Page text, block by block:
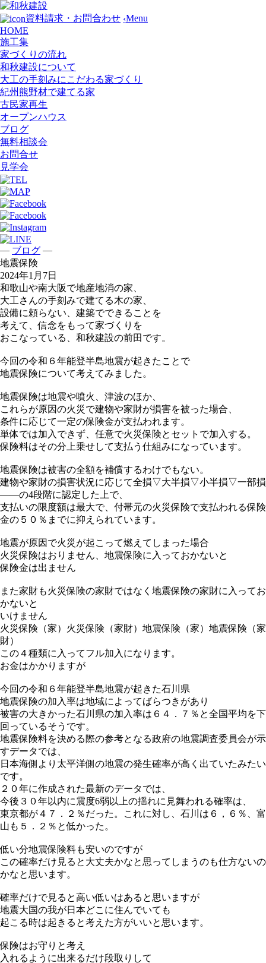
資料請求・お問合わせ ‹Menu
HOME
施工集
家づくりの流れ
和秋建設について
大工の手刻みにこだわる家づくり
紀州熊野材で建てる家
古民家再生
オープンハウス
ブログ
無料相談会
お問合せ
見学会
— ブログ —
地震保険
2024年1月7日
和歌山や南大阪で地産地消の家、
大工さんの手刻みで建てる木の家、
設備に頼らない、建築でできることを
考えて、信念をもって家づくりを
おこなっている、和秋建設の前田です。
今回の令和６年能登半島地震が起きたことで
地震保険について考えてみました。
地震保険は地震や噴火、津波のほか、
これらが原因の火災で建物や家財が損害を被った場合、
条件に応じて一定の保険金が支払われます。
単体では加入できず、任意で火災保険とセットで加入する。
保険料はその分上乗せして支払う仕組みになっています。
地震保険は被害の全額を補償するわけでもない。
建物や家財の損害状況に応じて全損▽大半損▽小半損▽一部損
――の4段階に認定した上で、
支払いの限度額は最大で、付帯元の火災保険で支払われる保険
金の５０％までに抑えられています。
地震が原因で火災が起こって燃えてしまった場合
火災保険はおりません、地震保険に入っておかないと
保険金は出ません
また家財も火災保険の家財ではなく地震保険の家財に入ってお
かないと
いけません
火災保険（家）火災保険（家財）地震保険（家）地震保険（家
財）
この４種類に入ってフル加入になります。
お金はかかりますが
今回の令和６年能登半島地震が起きた石川県
地震保険の加入率は地域によってばらつきがあり
被害の大きかった石川県の加入率は６４．７％と全国平均を下
回っているそうです。
地震保険料を決める際の参考となる政府の地震調査委員会が示
すデータでは、
日本海側より太平洋側の地震の発生確率が高く出ていたみたい
です。
２０年に作成された最新のデータでは、
今後３０年以内に震度6弱以上の揺れに見舞われる確率は、
東京都が４７．２％だった。これに対し、石川は６，６％、富
山も５．２％と低かった。
低い分地震保険料も安いのですが
この確率だけ見ると大丈夫かなと思ってしまうのも仕方ないの
かなと思います。
確率だけで見ると高い低いはあると思いますが
地震大国の我が日本どこに住んでいても
起こる時は起きると考えた方がいいと思います。
保険はお守りと考え
入れるように出来るだけ段取りして